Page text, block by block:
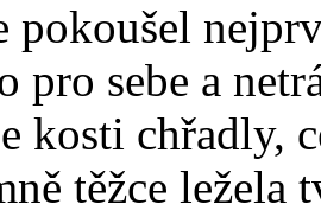
pokoušel
pro sebe a
kosti chřadly,
těžce ležela